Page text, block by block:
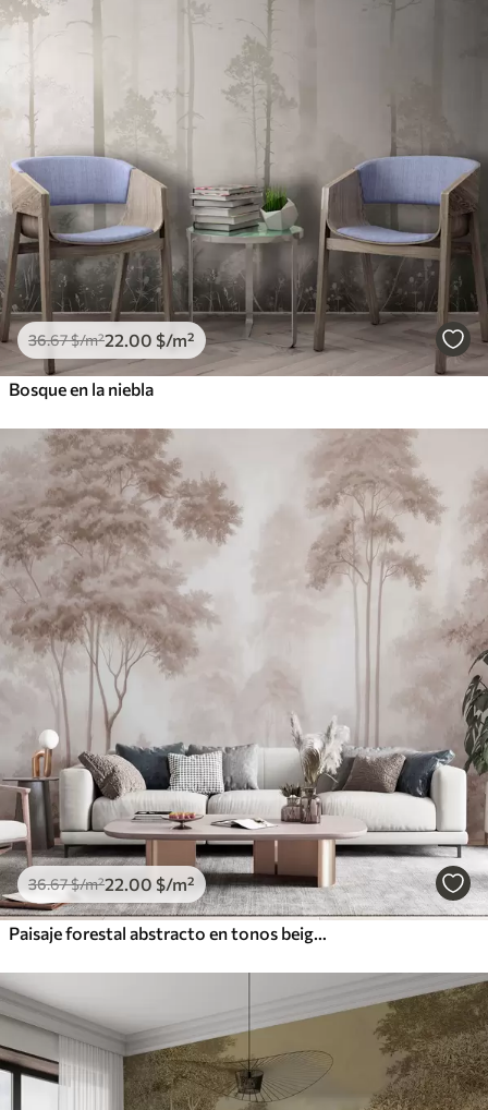
36.67$/m²22 .00 $/m²
Bosque en la niebla
36.67$/m²22 .00 $/m²